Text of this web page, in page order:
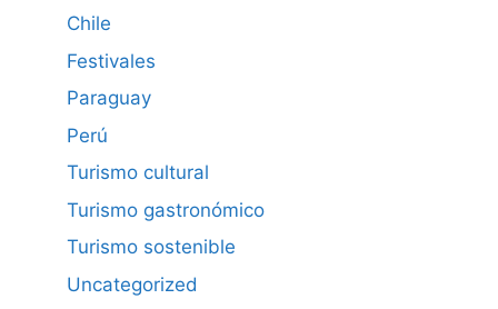
Chile
Festivales
Paraguay
Perú
Turismo cultural
Turismo gastronómico
Turismo sostenible
Uncategorized